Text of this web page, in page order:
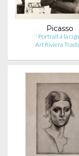
Picasso
' Portrait à la
Art Riviera